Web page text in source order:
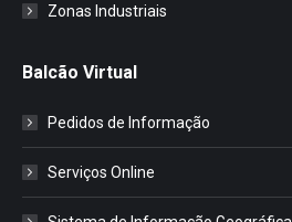
Zonas Industriais
Balcão Virtual
Pedidos de Informação
Serviços Online